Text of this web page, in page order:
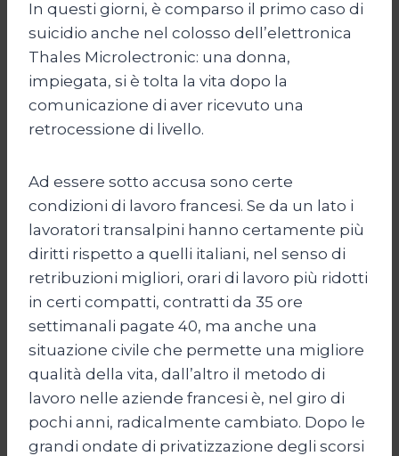
In questi giorni, è comparso il primo caso di
suicidio anche nel colosso dell’elettronica
Thales Microlectronic: una donna,
impiegata, si è tolta la vita dopo la
comunicazione di aver ricevuto una
retrocessione di livello.
Ad essere sotto accusa sono certe
condizioni di lavoro francesi. Se da un lato i
lavoratori transalpini hanno certamente più
diritti rispetto a quelli italiani, nel senso di
retribuzioni migliori, orari di lavoro più ridotti
in certi compatti, contratti da 35 ore
settimanali pagate 40, ma anche una
situazione civile che permette una migliore
qualità della vita, dall’altro il metodo di
lavoro nelle aziende francesi è, nel giro di
pochi anni, radicalmente cambiato. Dopo le
grandi ondate di privatizzazione degli scorsi